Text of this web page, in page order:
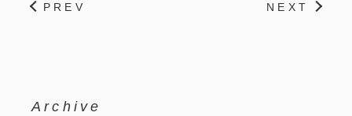
PREV NEXT
Archive